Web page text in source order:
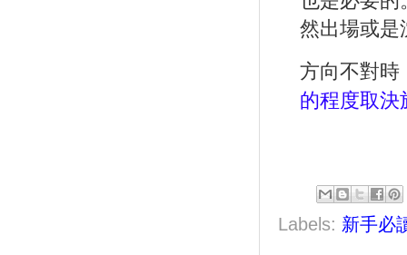
然出場或是
方向不對時
的程度取決
Labels: 新手必